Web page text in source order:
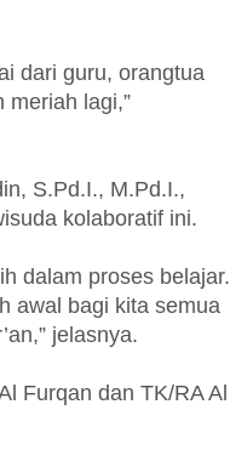
dari guru, orangtua
meriah lagi,”
S.Pd.I., M.Pd.I.,
kolaboratif ini.
dalam proses belajar.
awal bagi kita semua
jelasnya.
Furqan dan TK/RA Al